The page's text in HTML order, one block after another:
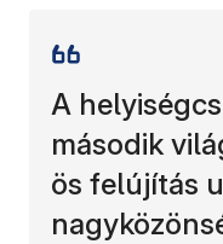
A
második
ös felújítás